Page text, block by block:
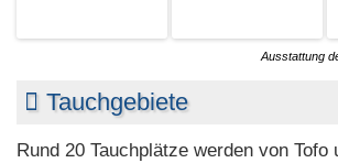
Ausstattung
Tauchgebiete
Rund 20 Tauchplätze werden von Tofo